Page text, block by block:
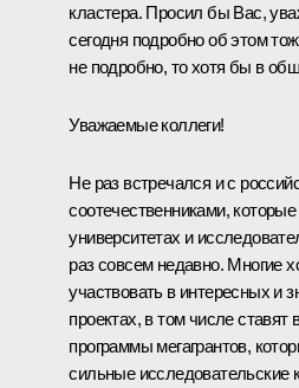
кластера. Просил бы Вас,
сегодня подробно об этом
не подробно, то хотя бы в
Уважаемые коллеги!
Не раз встречался и с
соотечественниками,
университетах и
раз совсем недавно. Многие
участвовать в интересных и
проектах, в том числе
программы мегагрантов,
сильные